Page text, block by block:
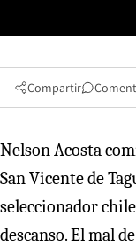
Compartir
Nelson Acosta
San Vicente de
seleccionador
descanso. El mal